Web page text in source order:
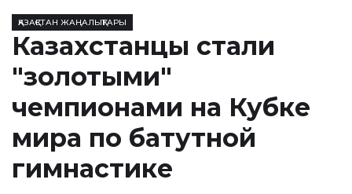
ҚАЗАҚСТАН ЖАҢАЛЫҚТАРЫ
Казахстанцы стали
"золотыми"
чемпионами на Кубке
мира по батутной
гимнастике